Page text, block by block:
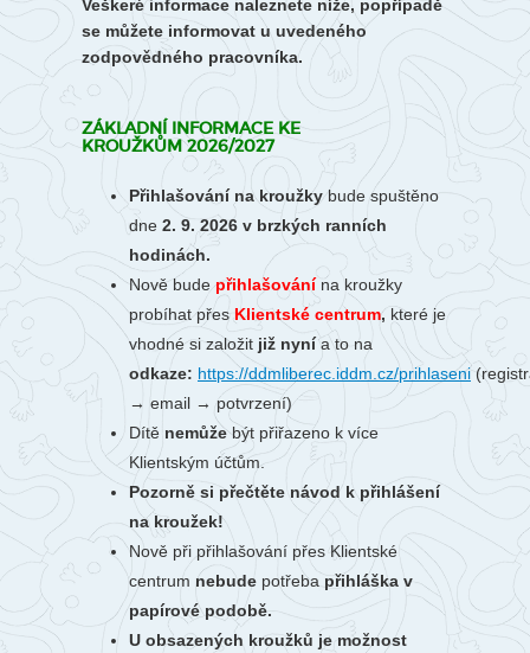
Veškeré informace naleznete níže, popřípadě
se můžete informovat u uvedeného
zodpovědného pracovníka.
ZÁKLADNÍ INFORMACE KE
KROUŽKŮM 2026/2027
Přihlašování na kroužky bude spuštěno
dne 2. 9. 2026 v brzkých ranních
hodinách.
Nově budepřihlašovánína kroužky
probíhat přes Klientské centrum, které je
vhodné si založit již nynía to na
odkaze: https://ddmliberec.iddm.cz/prihlaseni
→ email → potvrzení)
Dítě nemůžebýt přiřazeno k více
Klientským účtům.
Pozorně si přečtěte návod k přihlášení
na kroužek!
Nově při přihlašování přes Klientské
centrum nebude potřeba přihláška v
papírové podobě.
U obsazených kroužků je možnost